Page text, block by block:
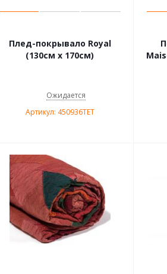
Плед-покрывало Royal
(130см х 170см)
Ожидается
Артикул: 450936TET